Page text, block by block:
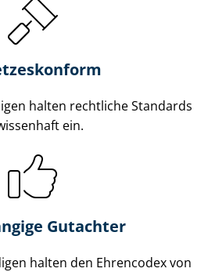
halten rechtliche Standards
ein.
Gutachter
halten den Ehrencodex von